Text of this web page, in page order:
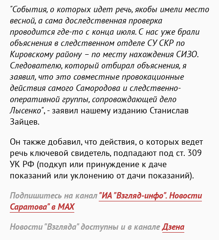
"События, о которых идет речь, якобы имели место
весной, а сама доследственная проверка
проводится где-то с конца июля. С нас уже брали
объяснения в следственном отделе СУ СКР по
Кировскому району – по месту нахождения СИЗО.
Следователю, который отбирал объяснения, я
заявил, что это совместные провокационные
действия самого Самородова и следственно-
оперативной группы, сопровождающей дело
Лысенко", - заявил нашему изданию Станислав
Зайцев.
Он также добавил, что действия, о которых ведет
речь ключевой свидетель, подпадают под ст. 309
УК РФ (подкуп или принуждение к даче
показаний или уклонению от дачи показаний).
Подпишитесь на канал"ИА "Взгляд-инфо". Новости
Саратова" в MAX
Новости "Взгляда" доступны и в каналеДзена